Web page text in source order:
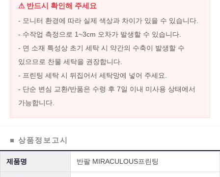
⚠ 반드시 확인해 주세요
- 모니터 환경에 따라 실제 색상과 차이가 있을 수 있습니다.
- 수작업 측정으로 1~3cm 오차가 발생할 수 있습니다.
- 면 소재 특성상 초기 세탁 시 약간의 수축이 발생할 수
있으므로 찬물 세탁을 권장합니다.
- 프린팅 세탁 시 뒤집어서 세탁망에 넣어 주세요.
- 단순 변심 교환/반품은 수령 후 7일 이내 미사용 상태에서
가능합니다.
■ 상품정보고시
제품명 반팔 MIRACULOUS프린팅